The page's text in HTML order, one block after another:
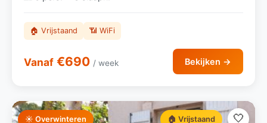
🏠 Vrijstaand 📶 WiFi
Vanaf €690 / week Bekijken →
☀️ Overwinteren 🏠 Vrijstaand 🤍